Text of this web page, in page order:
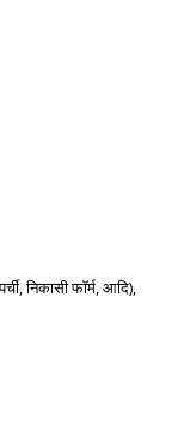
निकासी फॉर्म, आदि),